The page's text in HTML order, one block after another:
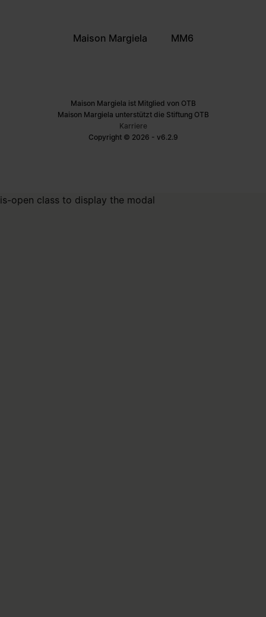
Maison Margiela MM6
Maison Margiela ist Mitglied von OTB
Maison Margiela unterstützt die Stiftung OTB
Karriere
Copyright © 2026 - v6.2.9
is-open class to display the modal